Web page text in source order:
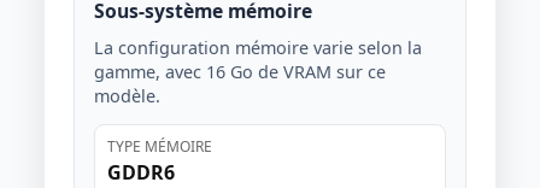
Sous-système mémoire
La configuration mémoire varie selon la
gamme, avec 16 Go de VRAM sur ce
modèle.
TYPE MÉMOIRE
GDDR6